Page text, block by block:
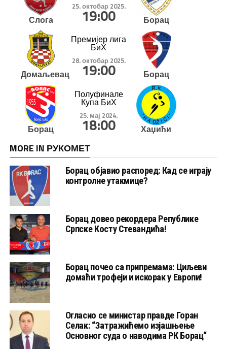
Слога
25. октобар 2025.
19:00 Борац
Домаљевац
Премијер лига
БиХ
28. октобар 2025.
19:00 Борац
Борац
Полуфинале
Купа БиХ
25. мај 2024.
18:00 Хаџићи
MORE IN РУКОМЕТ
Борац објавио распоред: Кад се играју
контролне утакмице?
Борац довео рекордера Републике
Српске Косту Стевандића!
Борац почео са припремама: Циљеви
домаћи трофеји и искорак у Европи!
Огласио се министар правде Горан
Селак: “Затражићемо изјашњење
Основног суда о наводима РК Борац“